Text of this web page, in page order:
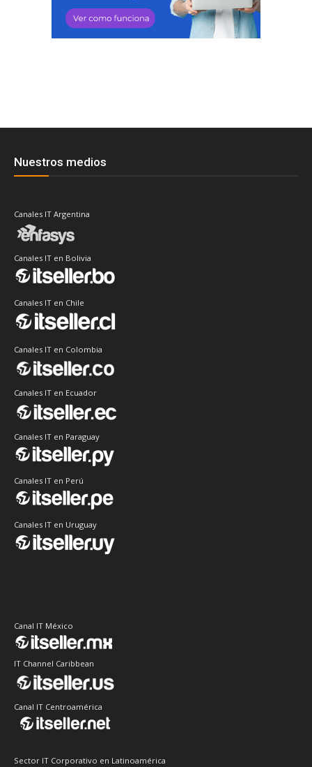
Nuestros medios
Canales IT Argentina
Canales IT en Bolivia
Canales IT en Chile
Canales IT en Colombia
Canales IT en Ecuador
Canales IT en Paraguay
Canales IT en Perú
Canales IT en Uruguay
Canal IT México
IT Channel Caribbean
Canal IT Centroamérica
Sector IT Corporativo en Latinoamérica